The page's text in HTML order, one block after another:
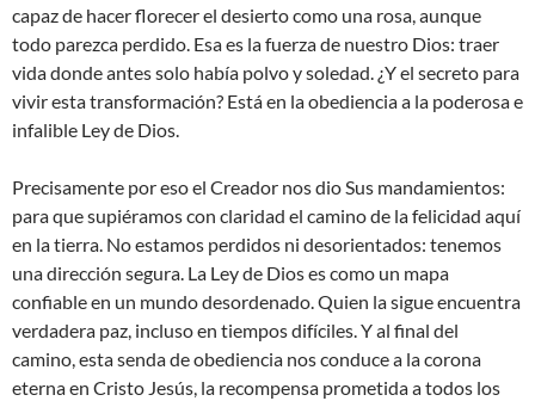
capaz de hacer florecer el desierto como una rosa, aunque
todo parezca perdido. Esa es la fuerza de nuestro Dios: traer
vida donde antes solo había polvo y soledad. ¿Y el secreto para
vivir esta transformación? Está en la obediencia a la poderosa e
infalible Ley de Dios.
Precisamente por eso el Creador nos dio Sus mandamientos:
para que supiéramos con claridad el camino de la felicidad aquí
en la tierra. No estamos perdidos ni desorientados: tenemos
una dirección segura. La Ley de Dios es como un mapa
confiable en un mundo desordenado. Quien la sigue encuentra
verdadera paz, incluso en tiempos difíciles. Y al final del
camino, esta senda de obediencia nos conduce a la corona
eterna en Cristo Jesús, la recompensa prometida a todos los